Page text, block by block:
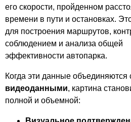
его скорости, пройденном
времени в пути и остановках.
для построения маршрутов,
соблюдением и анализа общей
эффективности автопарка.
Когда эти данные объединяются
видеоданными, картина
полной и объемной: